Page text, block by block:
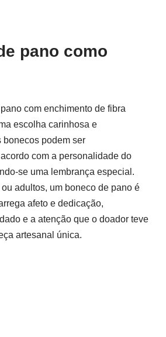
pano como
com enchimento de fibra
escolha carinhosa e
podem ser
com a personalidade do
se uma lembrança especial.
adultos, um boneco de pano é
afeto e dedicação,
e a atenção que o doador teve
artesanal única.